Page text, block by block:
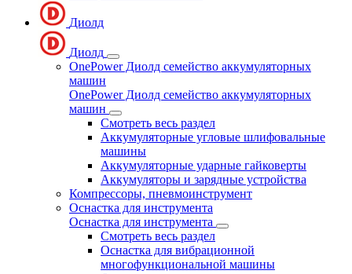
Диолд
Диолд
OnePower Диолд семейство аккумуляторных
машин
OnePower Диолд семейство аккумуляторных
машин
Смотреть весь раздел
Аккумуляторные угловые шлифовальные
машины
Аккумуляторные ударные гайковерты
Аккумуляторы и зарядные устройства
Компрессоры, пневмоинструмент
Оснастка для инструмента
Оснастка для инструмента
Смотреть весь раздел
Оснастка для вибрационной
многофункциональной машины